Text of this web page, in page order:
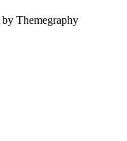
by Themegraphy